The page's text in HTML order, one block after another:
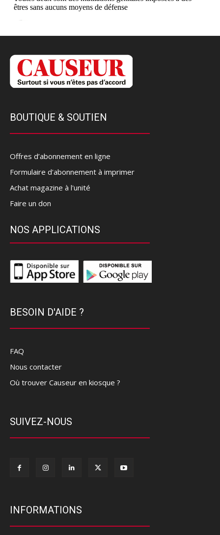
BOUTIQUE & SOUTIEN
Offres d’abonnement en ligne
Formulaire d'abonnement à imprimer
Achat magazine à l'unité
Faire un don
NOS APPLICATIONS
BESOIN D'AIDE ?
FAQ
Nous contacter
Où trouver Causeur en kiosque ?
SUIVEZ-NOUS
INFORMATIONS